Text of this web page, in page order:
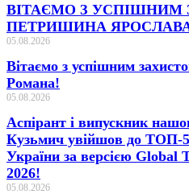
ВІТАЄМО З УСПІШНИМ
ПЕТРИШИНА
05.08.2026
Вітаємо з успішним
Романа!
05.08.2026
Аспірант і випускник
Кузьмич увійшов до ТОП-
України за версією Global
2026!
05.08.2026